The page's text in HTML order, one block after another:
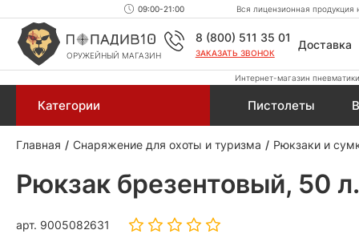
09:00-21:00 Вся лицензионная
ОРУЖЕЙНЫЙ МАГАЗИН
8 (800) 511 35 01
ЗАКАЗАТЬ ЗВОНОК
Доставка
Интернет-магазин
Категории Пистолеты
Главная Снаряжение для охоты и туризма Рюкзаки и
Рюкзак брезентовый, 50
арт. 9005082631